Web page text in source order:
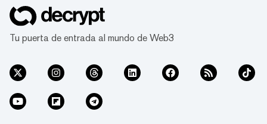
Tu puerta de entrada al mundo de Web3